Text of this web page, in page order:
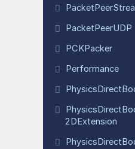
PacketPeer
PacketPeerUDP
PCKPacker
Performance
PhysicsDirect
PhysicsDirect
2DExtension
PhysicsDirect